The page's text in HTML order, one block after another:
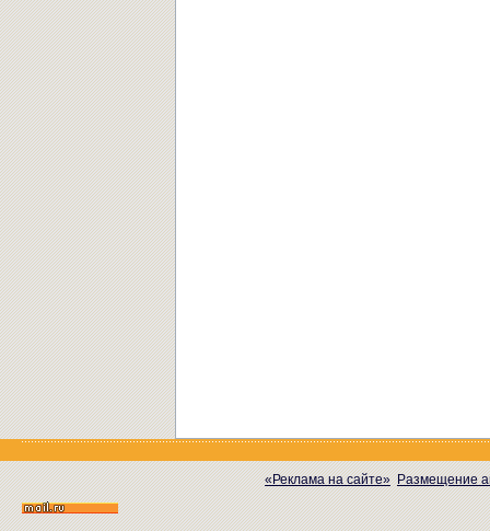
«Реклама на сайте» Размещение